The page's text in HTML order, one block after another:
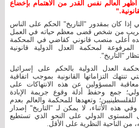
أظهر العالم نفس القدر من الاهتمام بإخضاع
إذا كان بمقدور "التاريخ" الحكم على الناس
من شخص قضى معظم حياته في العمل
أعلى منصب قانوني كقاضي في المحكمة
لمحكمة العدل الدولية قانونية
"التاريخ".
العدل الدولية بالحكم على إسرائيل
التزاماتها القانونية بموجب اتفاقية
معاقبة المسؤولين عن هذه الانتهاكات على
جمع وحفظ أدلة وقوع جريمة الإبادة
وتعهدها للمحكمة والعالم بعدم
هذه الأثناء، لا يمكن لـ "التاريخ" إصدار
الدولي على النحو الذي تستطيع
من الناحية النظرية على الأقل.